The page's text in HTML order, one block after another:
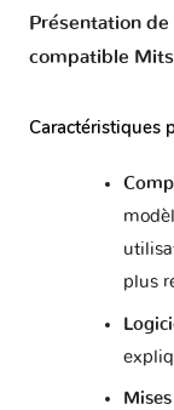
Lancer
Lancer
Lancer
Lancer
Présentation
compatible
Caractéristiques
plus